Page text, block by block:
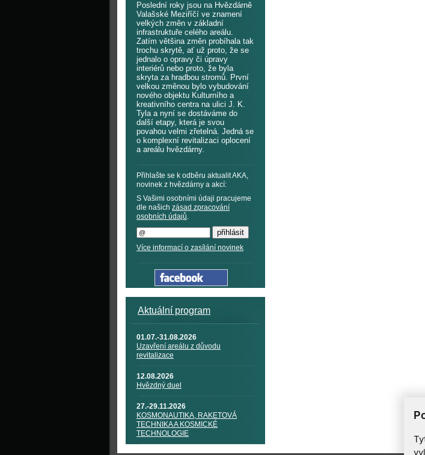
Poslední roky jsou na Hvězdárně
Valašské Meziříčí ve znamení
velkých změn v základní
infrastruktuře celého areálu.
Zatím většina změn probíhala tak
trochu skrytě, ať už proto, že se
jednalo o opravy či úpravy
interiérů nebo proto, že byla
skryta za hradbou stromů. První
velkou změnou bylo vybudování
nového objektu Kulturního a
kreativního centra na ulici J. K.
Tyla a nyní se dostáváme do
další etapy, která je svou
povahou velmi zřetelná. Jedná se
o komplexní revitalizaci oplocení
a areálu hvězdárny.
Přihlašte se k odběru aktualit AKA,
novinek z hvězdárny a akcí:
S Vašimi osobními údaji pracujeme
dle našich zásad zpracování
osobních údajů.
Více informací o zasílání novinek
Aktuální program
01.07.-31.08.2026
Uzavření areálu z důvodu
revitalizace
12.08.2026
Hvězdný duel
27.-29.11.2026
KOSMONAUTIKA, RAKETOVÁ
TECHNIKA A KOSMICKÉ
TECHNOLOGIE